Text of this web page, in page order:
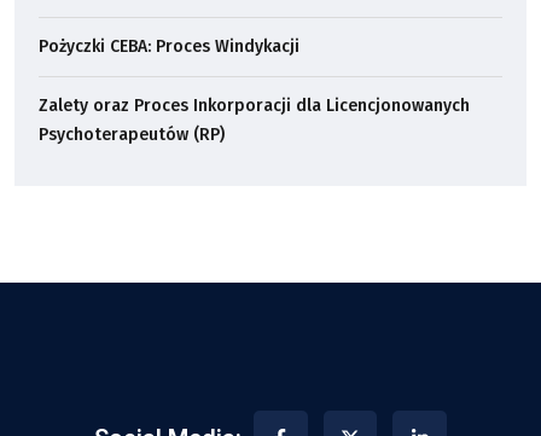
Pożyczki CEBA: Proces Windykacji
Zalety oraz Proces Inkorporacji dla Licencjonowanych
Psychoterapeutów (RP)